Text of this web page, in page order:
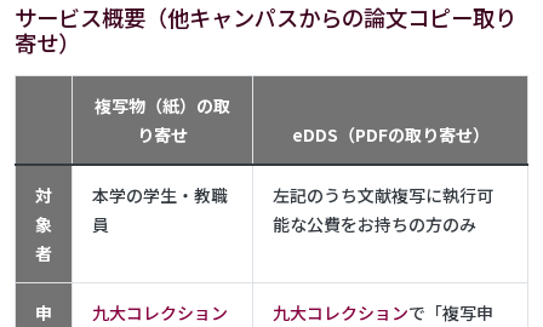
サービス概要（他キャンパスからの論文コピー取り
寄せ）
複写物（紙）の取
り寄せ
eDDS（PDFの取り寄せ）
対
象
者
本学の学生・教職
員
左記のうち文献複写に執行可
能な公費をお持ちの方のみ
申
九大コレクション
九大コレクションで「複写申